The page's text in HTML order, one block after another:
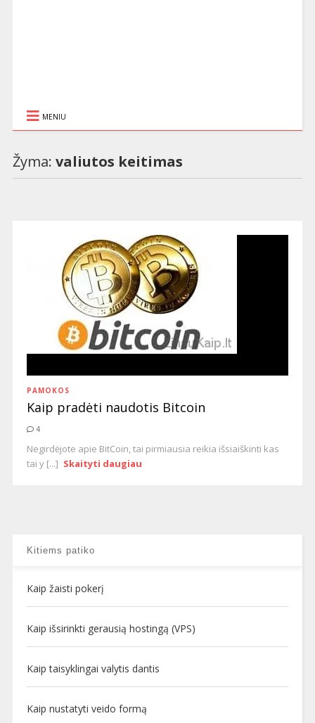
MENIU
Žyma: valiutos keitimas
PAMOKOS
Kaip pradėti naudotis Bitcoin
4
Negirdėjote apie BitCoin, tai pirmiausia reikia išsiaiškinti kas
tai y [...] Skaityti daugiau
Kitiems patiko
Kaip žaisti pokerį
Kaip išsirinkti gerausią hostingą (VPS)
Kaip taisyklingai valytis dantis
Kaip nustatyti veido formą